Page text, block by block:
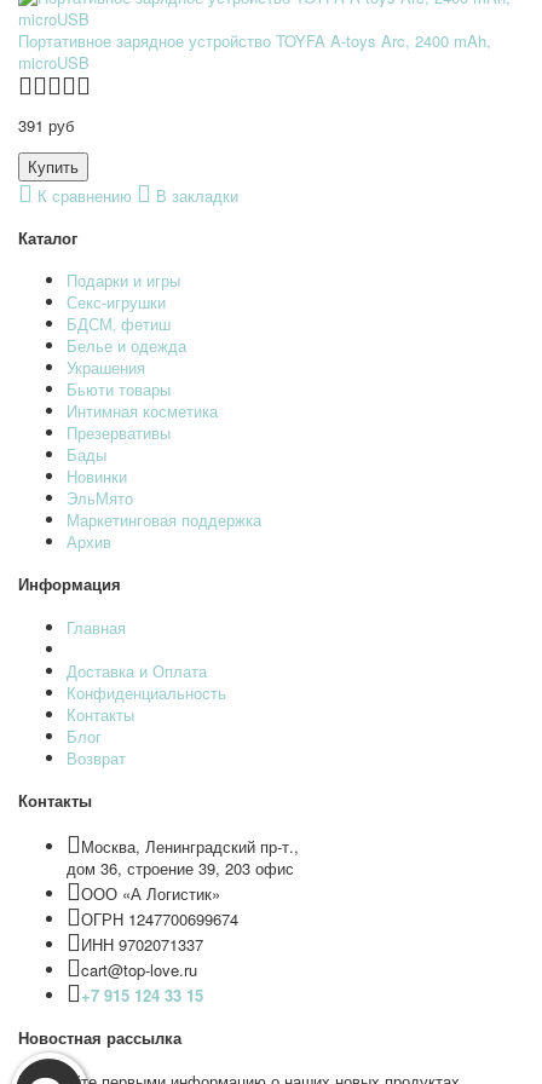
Портативное зарядное устройство TOYFA A-toys Arc, 2400 mAh,
microUSB
391 руб
К сравнению
В закладки
Каталог
Подарки и игры
Секс-игрушки
БДСМ‚ фетиш
Белье и одежда
Украшения
Бьюти товары
Интимная косметика
Презервативы
Бады
Новинки
ЭльМято
Маркетинговая поддержка
Архив
Информация
Главная
Доставка и Оплата
Конфиденциальность
Контакты
Блог
Возврат
Контакты
Москва, Ленинградский пр-т.,
дом 36, строение 39, 203 офис
ООО «А Логистик»
ОГРН 1247700699674
ИНН 9702071337
cart@top-love.ru
+7 915 124 33 15
Новостная рассылка